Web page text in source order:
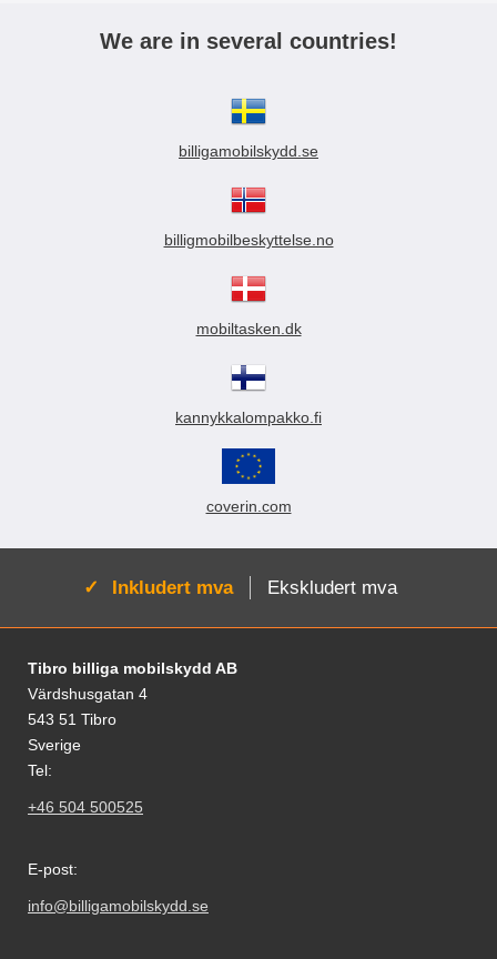
We are in several countries!
billigamobilskydd.se
billigmobilbeskyttelse.no
mobiltasken.dk
kannykkalompakko.fi
coverin.com
Aktiv:
Inkludert mva Ekskludert mva
Footer-innhold Blandet informasjon og
Tibro billiga mobilskydd AB
Värdshusgatan 4
543 51 Tibro
Sverige
Tel:
+46 504 500525
E-post:
info@billigamobilskydd.se